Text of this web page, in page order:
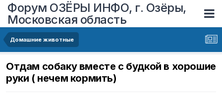
Форум ОЗЁРЫ ИНФО, г. Озёры,
Московская область
Домашние животные
Отдам собаку вместе с будкой в хорошие
руки ( нечем кормить)